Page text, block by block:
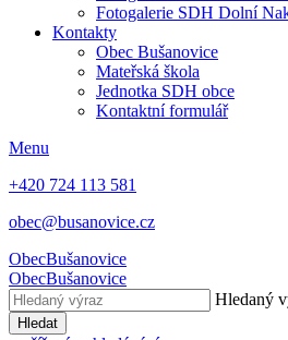
Fotogalerie SDH Dolní
Kontakty
Obec Bušanovice
Mateřská škola
Jednotka SDH obce
Kontaktní formulář
Menu
+420 724 113 581
obec@busanovice.cz
ObecBušanovice
ObecBušanovice
Hledaný
Hledat